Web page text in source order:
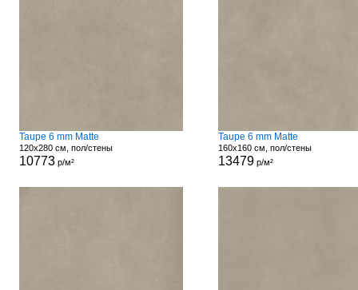
Taupe 6 mm Matte
120x280 см, пол/стены
10773р/м²
Taupe 6 mm Matte
160x160 см, пол/стены
13479р/м²